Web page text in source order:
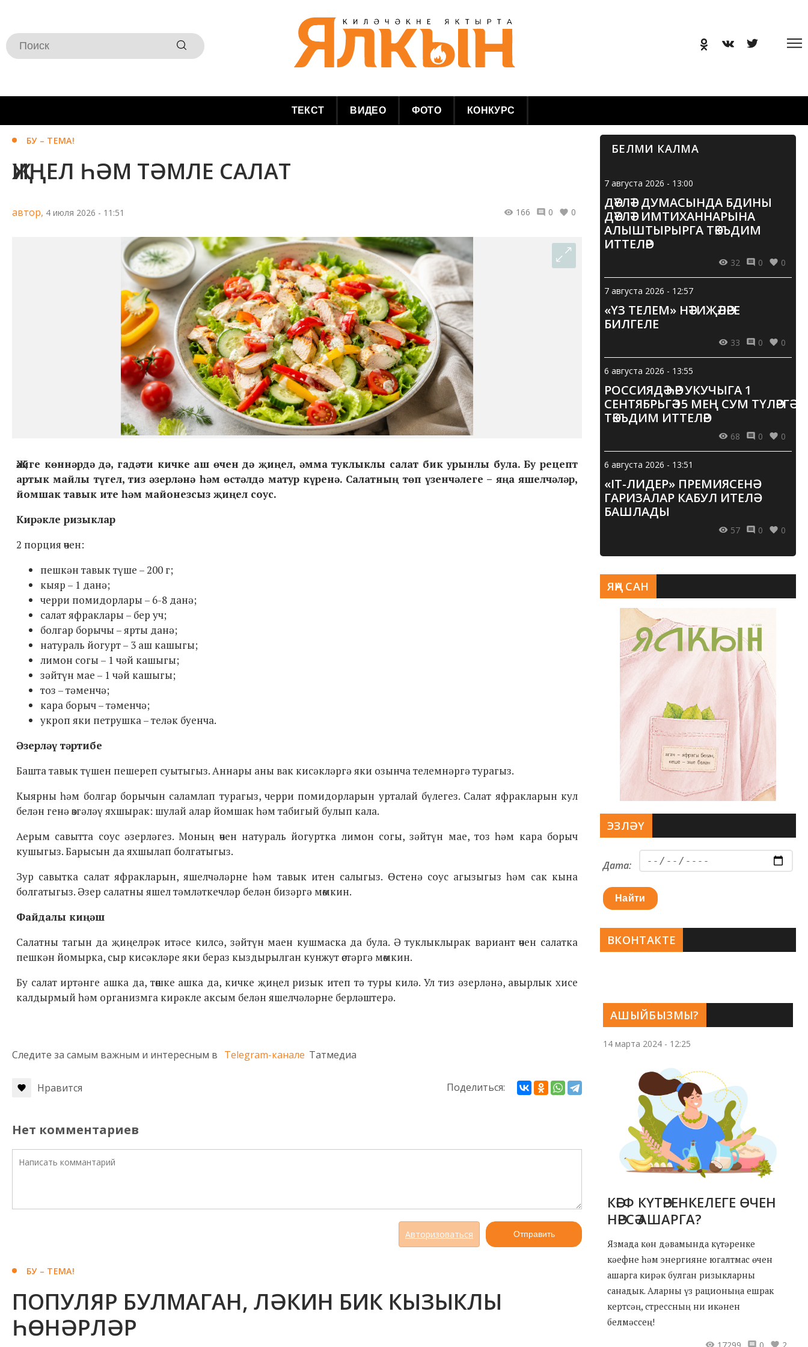
ТЕКСТ ВИДЕО ФОТО КОНКУРС
БУ – ТЕМА!
ҖИҢЕЛ ҺӘМ ТӘМЛЕ САЛАТ
автор, 4 июля 2026 - 11:51 166 0 0
Җәйге көннәрдә дә, гадәти кичке аш өчен дә җиңел, әмма туклыклы салат бик урынлы була. Бу рецепт
артык майлы түгел, тиз әзерләнә һәм өстәлдә матур күренә. Салатның төп үзенчәлеге – яңа яшелчәләр,
йомшак тавык ите һәм майонезсыз җиңел соус.
Кирәкле ризыклар
2 порция өчен:
пешкән тавык түше – 200 г;
кыяр – 1 данә;
черри помидорлары – 6-8 данә;
салат яфраклары – бер уч;
болгар борычы – ярты данә;
натураль йогурт – 3 аш кашыгы;
лимон согы – 1 чәй кашыгы;
зәйтүн мае – 1 чәй кашыгы;
тоз – тәменчә;
кара борыч – тәменчә;
укроп яки петрушка – теләк буенча.
Әзерләү тәртибе
Башта тавык түшен пешереп суытыгыз. Аннары аны вак кисәкләргә яки озынча телемнәргә турагыз.
Кыярны һәм болгар борычын саламлап турагыз, черри помидорларын урталай бүлегез. Салат яфракларын кул
белән генә өзгәләү яхшырак: шулай алар йомшак һәм табигый булып кала.
Аерым савытта соус әзерләгез. Моның өчен натураль йогуртка лимон согы, зәйтүн мае, тоз һәм кара борыч
кушыгыз. Барысын да яхшылап болгатыгыз.
Зур савытка салат яфракларын, яшелчәләрне һәм тавык итен салыгыз. Өстенә соус агызыгыз һәм сак кына
болгатыгыз. Әзер салатны яшел тәмләткечләр белән бизәргә мөмкин.
Файдалы киңәш
Салатны тагын да җиңелрәк итәсе килсә, зәйтүн маен кушмаска да була. Ә туклыклырак вариант өчен салатка
пешкән йомырка, сыр кисәкләре яки бераз кыздырылган кунжут өстәргә мөмкин.
Бу салат иртәнге ашка да, төшке ашка да, кичке җиңел ризык итеп тә туры килә. Ул тиз әзерләнә, авырлык хисе
калдырмый һәм организмга кирәкле аксым белән яшелчәләрне берләштерә.
Следите за самым важным и интересным в Telegram-канале Татмедиа
Нравится Поделиться:
Нет комментариев
Авторизоваться Отправить
БУ – ТЕМА!
ПОПУЛЯР БУЛМАГАН, ЛӘКИН БИК КЫЗЫКЛЫ
ҺӨНӘРЛӘР
БЕЛМИ КАЛМА
7 августа 2026 - 13:00
ДӘҮЛӘТ ДУМАСЫНДА БДИНЫ
ДӘҮЛӘТ ИМТИХАННАРЫНА
АЛЫШТЫРЫРГА ТӘКЪДИМ
ИТТЕЛӘР
32 0 0
7 августа 2026 - 12:57
«ҮЗ ТЕЛЕМ» НӘТИҖӘЛӘРЕ
БИЛГЕЛЕ
33 0 0
6 августа 2026 - 13:55
РОССИЯДӘ ҺӘР УКУЧЫГА 1
СЕНТЯБРЬГӘ 15 МЕҢ СУМ ТҮЛӘРГӘ
ТӘКЪДИМ ИТТЕЛӘР
68 0 0
6 августа 2026 - 13:51
«IT-ЛИДЕР» ПРЕМИЯСЕНӘ
ГАРИЗАЛАР КАБУЛ ИТЕЛӘ
БАШЛАДЫ
57 0 0
АШЫЙБЫЗМЫ?
14 марта 2024 - 12:25
КӘЕФ КҮТӘРЕНКЕЛЕГЕ ӨЧЕН
НӘРСӘ АШАРГА?
Язмада көн дәвамында күтәренке
кәефне һәм энергияне югалтмас өчен
ашарга кирәк булган ризыкларны
санадык. Аларны үз рационыңа ешрак
кертсәң, стрессның ни икәнен
белмәссең!
17299
0 2
ЯҢА САН
ЭЗЛӘҮ
Дата:
Найти
ВКОНТАКТЕ